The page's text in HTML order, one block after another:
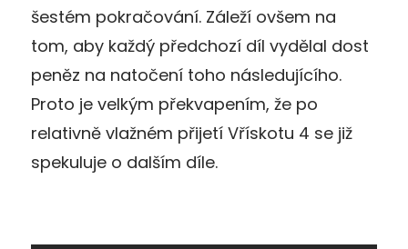
šestém pokračování. Záleží ovšem na
tom, aby každý předchozí díl vydělal dost
peněz na natočení toho následujícího.
Proto je velkým překvapením, že po
relativně vlažném přijetí Vřískotu 4 se již
spekuluje o dalším díle.